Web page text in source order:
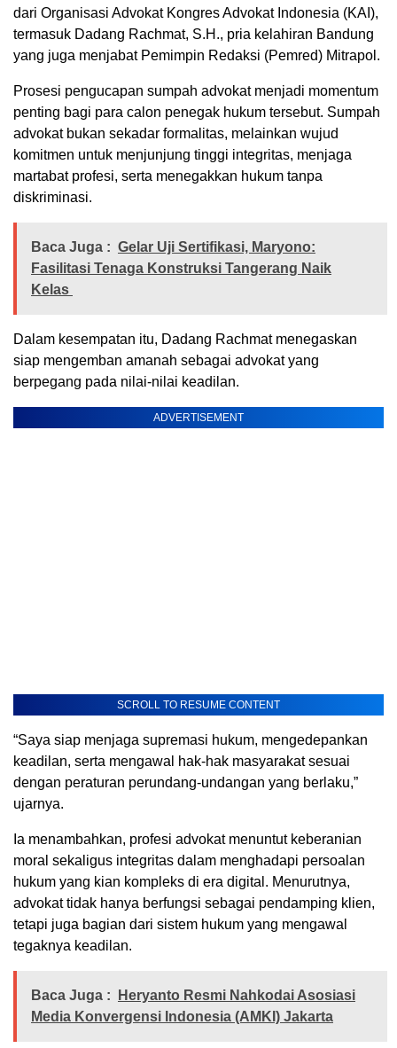
dari Organisasi Advokat Kongres Advokat Indonesia (KAI),
termasuk Dadang Rachmat, S.H., pria kelahiran Bandung
yang juga menjabat Pemimpin Redaksi (Pemred) Mitrapol.
Prosesi pengucapan sumpah advokat menjadi momentum
penting bagi para calon penegak hukum tersebut. Sumpah
advokat bukan sekadar formalitas, melainkan wujud
komitmen untuk menjunjung tinggi integritas, menjaga
martabat profesi, serta menegakkan hukum tanpa
diskriminasi.
Baca Juga : Gelar Uji Sertifikasi, Maryono:
Fasilitasi Tenaga Konstruksi Tangerang Naik
Kelas
Dalam kesempatan itu, Dadang Rachmat menegaskan
siap mengemban amanah sebagai advokat yang
berpegang pada nilai-nilai keadilan.
ADVERTISEMENT
SCROLL TO RESUME CONTENT
“Saya siap menjaga supremasi hukum, mengedepankan
keadilan, serta mengawal hak-hak masyarakat sesuai
dengan peraturan perundang-undangan yang berlaku,”
ujarnya.
Ia menambahkan, profesi advokat menuntut keberanian
moral sekaligus integritas dalam menghadapi persoalan
hukum yang kian kompleks di era digital. Menurutnya,
advokat tidak hanya berfungsi sebagai pendamping klien,
tetapi juga bagian dari sistem hukum yang mengawal
tegaknya keadilan.
Baca Juga :
Heryanto Resmi Nahkodai Asosiasi
Media Konvergensi Indonesia (AMKI) Jakarta